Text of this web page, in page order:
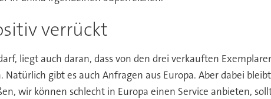
verrückt
liegt auch daran, dass von den drei verkauften
gibt es auch Anfragen aus Europa. Aber dabei
wir können schlecht in Europa einen Service anbieten,